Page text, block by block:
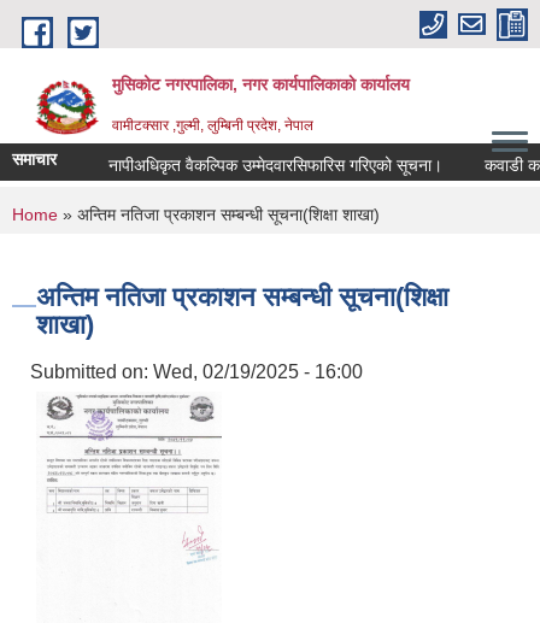
Skip to main content
मुसिकोट नगरपालिका, नगर कार्यपालिकाकाे कार्यालय
वामीटक्सार ,गुल्मी, लुम्बिनी प्रदेश, नेपाल
समाचार नापीअधिकृत वैकल्पिक उम्मेदवारसिफारिस गरिएको सूचना। कवाडी करको
You are here
Home » अन्तिम नतिजा प्रकाशन सम्बन्धी सूचना(शिक्षा शाखा)
अन्तिम नतिजा प्रकाशन सम्बन्धी सूचना(शिक्षा
शाखा)
Submitted on: Wed, 02/19/2025 - 16:00